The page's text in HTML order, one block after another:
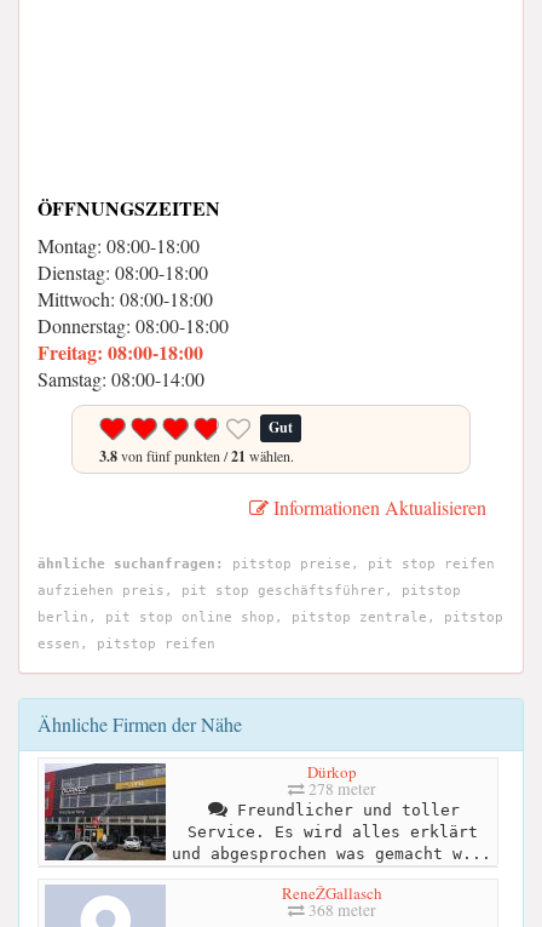
ÖFFNUNGSZEITEN
Montag: 08:00-18:00
Dienstag: 08:00-18:00
Mittwoch: 08:00-18:00
Donnerstag: 08:00-18:00
Freitag: 08:00-18:00
Samstag: 08:00-14:00
Gut
3.8von fünf punkten /21 wählen.
Informationen Aktualisieren
ähnliche suchanfragen:
pitstop preise, pit stop reifen
aufziehen preis, pit stop geschäftsführer, pitstop
berlin, pit stop online shop, pitstop zentrale, pitstop
essen, pitstop reifen
Ähnliche Firmen der Nähe
Dürkop
278 meter
Freundlicher und toller
Service. Es wird alles erklärt
und abgesprochen was gemacht w...
ReneŽGallasch
368 meter